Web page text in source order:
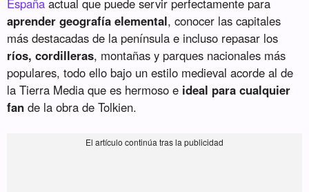
España actual que puede servir perfectamente para
aprender geografía elemental, conocer las capitales
más destacadas de la península e incluso repasar los
ríos, cordilleras, montañas y parques nacionales más
populares, todo ello bajo un estilo medieval acorde al de
la Tierra Media que es hermoso e ideal para cualquier
fan de la obra de Tolkien.